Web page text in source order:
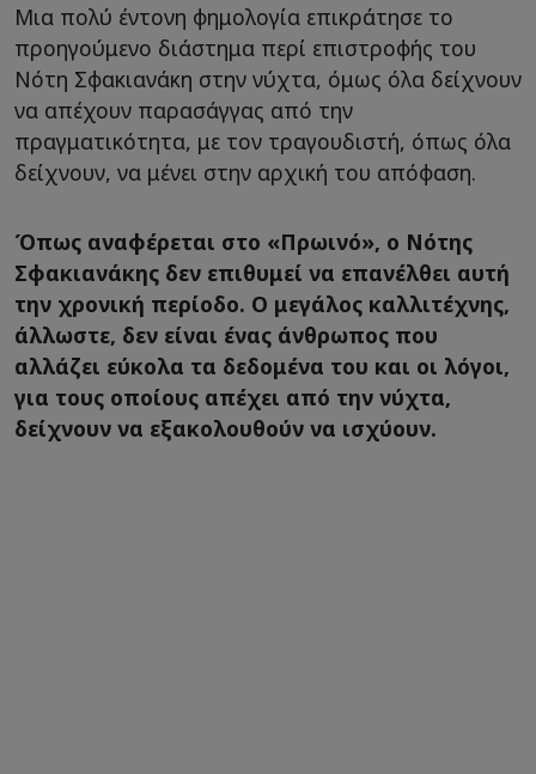
Μια πολύ έντονη φημολογία επικράτησε το
προηγούμενο διάστημα περί επιστροφής του
Νότη Σφακιανάκη στην νύχτα, όμως όλα δείχνουν
να απέχουν παρασάγγας από την
πραγματικότητα, με τον τραγουδιστή, όπως όλα
δείχνουν, να μένει στην αρχική του απόφαση.
Όπως αναφέρεται στο «Πρωινό», ο Νότης
Σφακιανάκης δεν επιθυμεί να επανέλθει αυτή
την χρονική περίοδο. Ο μεγάλος καλλιτέχνης,
άλλωστε, δεν είναι ένας άνθρωπος που
αλλάζει εύκολα τα δεδομένα του και οι λόγοι,
για τους οποίους απέχει από την νύχτα,
δείχνουν να εξακολουθούν να ισχύουν.